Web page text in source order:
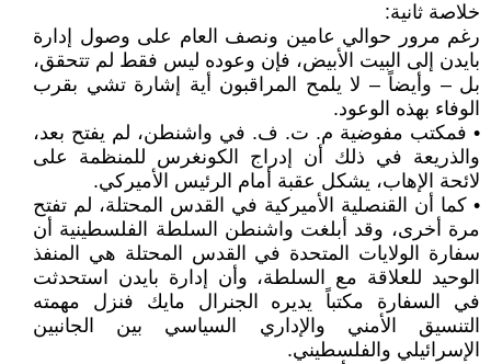
خلاصة ثانية:
رغم مرور حوالي عامين ونصف العام على وصول إدارة
بايدن إلى البيت الأبيض، فإن وعوده ليس فقط لم تتحقق،
بل – وأيضاً – لا يلمح المراقبون أية إشارة تشي بقرب
الوفاء بهذه الوعود.
• فمكتب مفوضية م. ت. ف. في واشنطن، لم يفتح بعد،
والذريعة في ذلك أن إدراج الكونغرس للمنظمة على
لائحة الإهاب، يشكل عقبة أمام الرئيس الأميركي.
• كما أن القنصلية الأميركية في القدس المحتلة، لم تفتح
مرة أخرى، وقد أبلغت واشنطن السلطة الفلسطينية أن
سفارة الولايات المتحدة في القدس المحتلة هي المنفذ
الوحيد للعلاقة مع السلطة، وأن إدارة بايدن استحدثت
في السفارة مكتباً يديره الجنرال مايك فنزل مهمته
التنسيق الأمني والإداري السياسي بين الجانبين
الإسرائيلي والفلسطيني.